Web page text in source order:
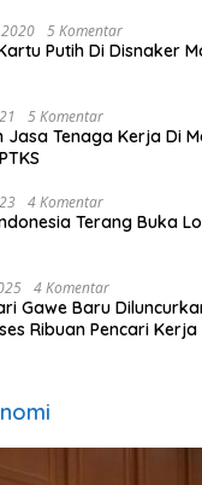
5 Komentar
Putih Di Disnaker
5 Komentar
Jasa Tenaga Kerja Di
4 Komentar
Terang Buka
4 Komentar
Gawe Baru
Ribuan Pencari Kerja